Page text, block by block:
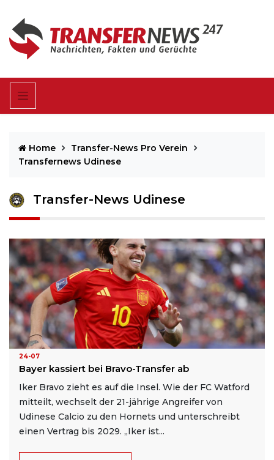
Home
Transfer-News Pro Verein
Transfernews Udinese
Transfer-News Udinese
24-07
Bayer kassiert bei Bravo-Transfer ab
Iker Bravo zieht es auf die Insel. Wie der FC Watford
mitteilt, wechselt der 21-jährige Angreifer von
Udinese Calcio zu den Hornets und unterschreibt
einen Vertrag bis 2029. „Iker ist...